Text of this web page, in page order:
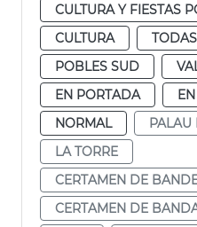
CULTURA Y FIESTAS
CULTURA
POBLES SUD
EN PORTADA
NORMAL
PALAU
LA TORRE
CERTAMEN DE
CERTAMEN DE